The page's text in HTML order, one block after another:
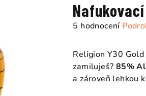
Nafukovací
Průměrné
produktu
5 hodnocení
Religion Y30 Gold
zamiluješ? 85%
a zároveň lehkou